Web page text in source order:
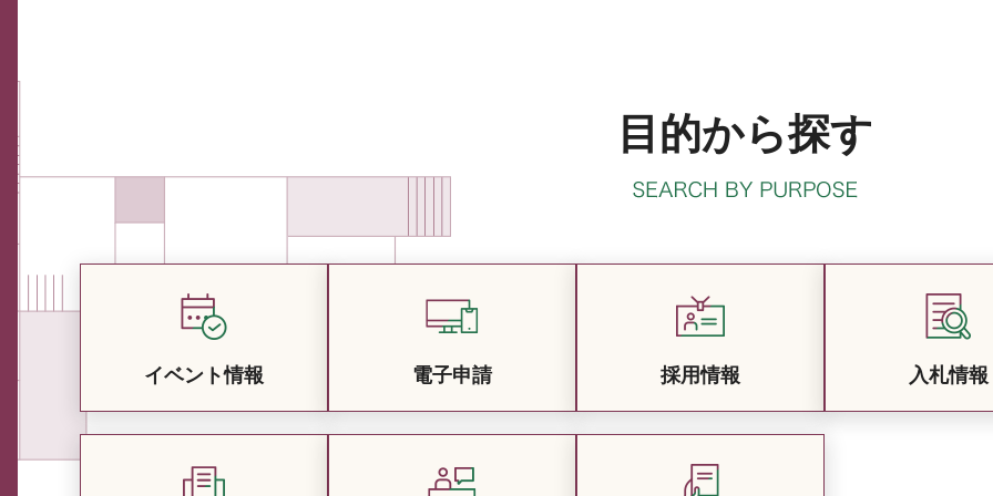
目的から探す
イベント情報 電子申請 採用情報 入札情報